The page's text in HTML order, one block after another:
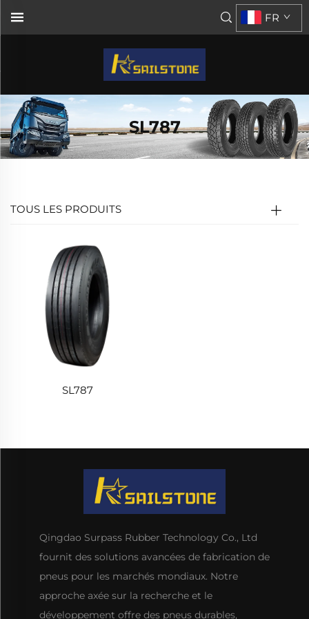
FR
SL787
TOUS LES PRODUITS
SL787
Qingdao Surpass Rubber Technology Co., Ltd
fournit des solutions avancées de fabrication de
pneus pour les marchés mondiaux. Notre
approche axée sur la recherche et le
développement offre des pneus durables,